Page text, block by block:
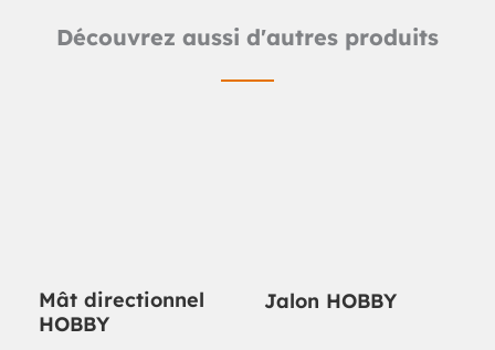
Découvrez aussi d'autres produits
Mât directionnel
HOBBY
Jalon HOBBY